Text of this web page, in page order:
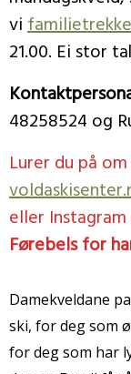
vi
21.00. Ei stor
48258524 og
Lurer du på
eller
Førebels for
Damekveldane
ski, for deg som
for deg som har